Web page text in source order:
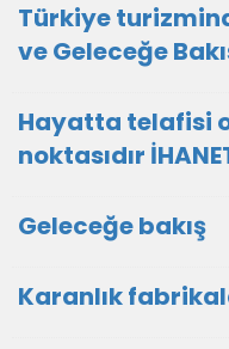
Türkiye
ve Geleceğe
Hayatta telafisi
noktasıdır
Geleceğe bakış
Karanlık